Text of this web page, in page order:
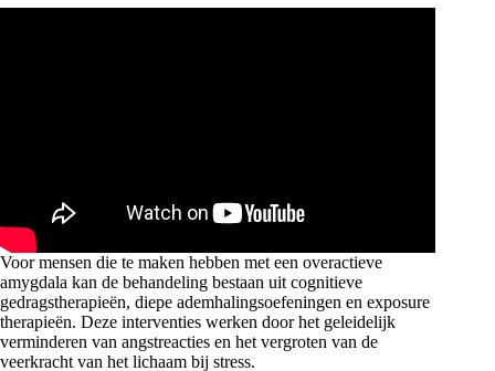
Voor mensen die te maken hebben met een overactieve
amygdala kan de behandeling bestaan uit cognitieve
gedragstherapieën, diepe ademhalingsoefeningen en exposure
therapieën. Deze interventies werken door het geleidelijk
verminderen van angstreacties en het vergroten van de
veerkracht van het lichaam bij stress.